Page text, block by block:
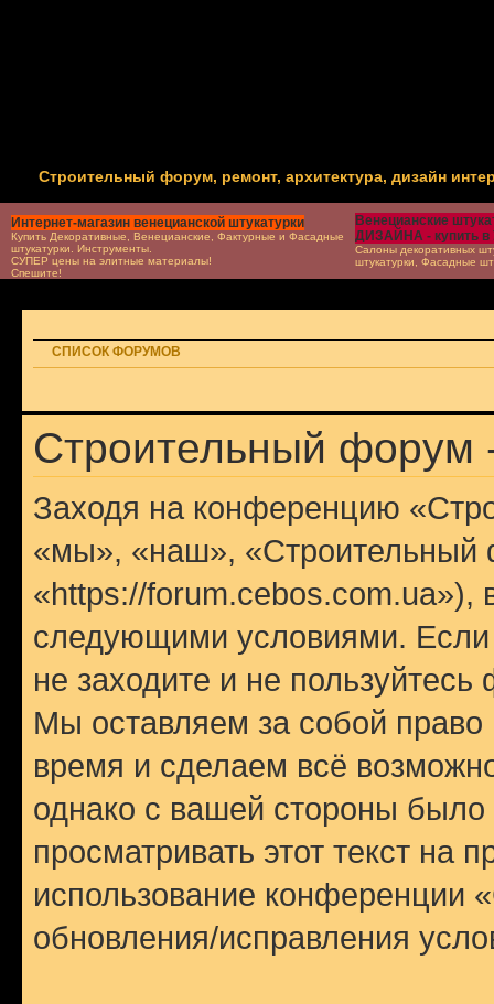
Строительный форум, ремонт, архитектура, дизайн
Интернет-магазин венецианской штукатурки
Купить Декоративные, Венецианские, Фактурные и Фасадные
штукатурки. Инструменты.
СУПЕР цены на элитные материалы!
Спешите!
Венецианские
ДИЗАЙНА - купить в
Салоны декоративных
штукатурки, Фасадные
СПИСОК ФОРУМОВ
Строительный
Заходя на конференцию
«мы», «наш», «Строительный
«https://forum.cebos.com.ua»),
следующими условиями.
не заходите и не
Мы оставляем за собой
время и сделаем всё
однако с вашей стороны
просматривать этот текст на
использование конференции
обновления/исправления